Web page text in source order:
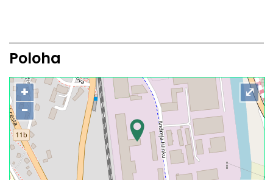
Poloha
+
−
⤢